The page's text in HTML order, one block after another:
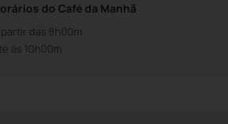
do Café da Manhã
partir das 8h00m
às 10h00m